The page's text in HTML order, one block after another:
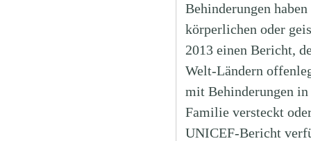
Behinderungen
körperlichen oder
2013 einen Bericht,
Welt-Ländern
mit Behinderungen
Familie versteckt
UNICEF-Bericht